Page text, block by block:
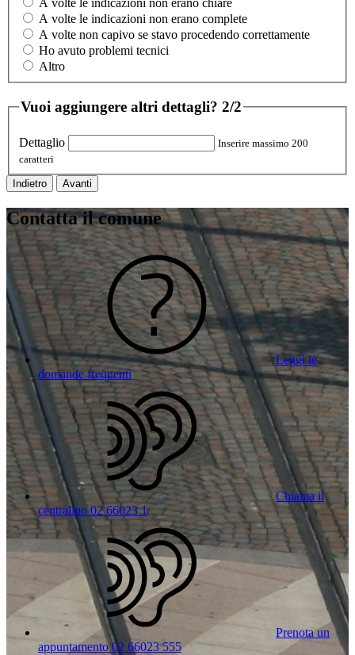
A volte le indicazioni non erano chiare
A volte le indicazioni non erano complete
A volte non capivo se stavo procedendo correttamente
Ho avuto problemi tecnici
Altro
Vuoi aggiungere altri dettagli? 2/2
Dettaglio
Inserire massimo 200
caratteri
Indietro Avanti
Contatta il comune
Leggi le
domande frequenti
Chiama il
centralino 02 66023 1
Prenota un
appuntamento 02 66023 555